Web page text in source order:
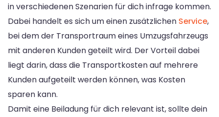
in verschiedenen Szenarien für dich infrage kommen.
Dabei handelt es sich um einen zusätzlichen Service,
bei dem der Transportraum eines Umzugsfahrzeugs
mit anderen Kunden geteilt wird. Der Vorteil dabei
liegt darin, dass die Transportkosten auf mehrere
Kunden aufgeteilt werden können, was Kosten
sparen kann.
Damit eine Beiladung für dich relevant ist, sollte dein